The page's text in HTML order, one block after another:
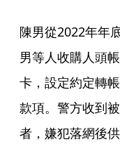
陳男從2022年年
男等人收購人頭
卡，設定約定轉
款項。警方收到
者，嫌犯落網後